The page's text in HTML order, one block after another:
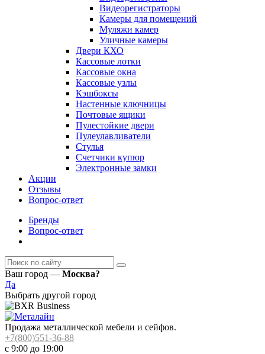
Видеорегистраторы
Камеры для помещений
Муляжи камер
Уличные камеры
Двери КХО
Кассовые лотки
Кассовые окна
Кассовые узлы
Кэшбоксы
Настенные ключницы
Почтовые ящики
Пулестойкие двери
Пулеулавливатели
Стулья
Счетчики купюр
Электронные замки
Акции
Отзывы
Вопрос-ответ
Бренды
Вопрос-ответ
Ваш город — Москва?
Да
Выбрать другой город
Продажа металлической мебели и сейфов.
+7(800)551-36-88
с 9:00 до 19:00